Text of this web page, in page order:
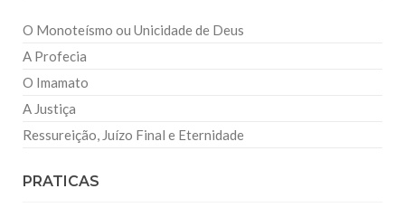
O Monoteísmo ou Unicidade de Deus
A Profecia
O Imamato
A Justiça
Ressureição, Juízo Final e Eternidade
PRATICAS